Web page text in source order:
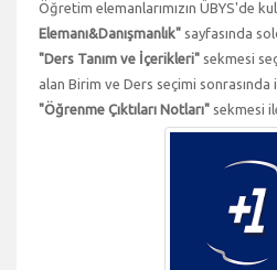
Öğretim elemanlarımızın ÜBYS'de
Elemanı&Danışmanlık" sayfasında
"Ders Tanım ve İçerikleri" sekmesi
alan Birim ve Ders seçimi sonrasında
"Öğrenme Çıktıları Notları" sekmesi